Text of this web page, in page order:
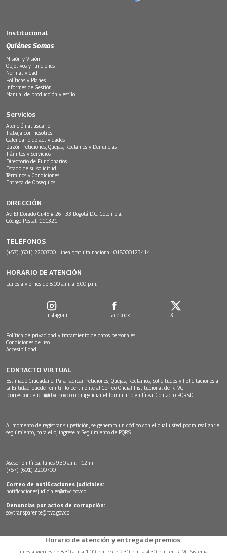
Institucional
Quiénes Somos
Misión y Visión
Objetivos y funciones
Normatividad
Políticas y Planes
Informes de Gestión
Manual de producción y estilo
Servicios
Atención al usuario
Trabaja con nosotros
Calendario de actividades
Buzón Peticiones, Quejas, Reclamos y Denuncias
Trámites y Servicios
Directorio de Funcionarios
Estado de su solicitud
Términos y Condiciones
Entrega de Obsequios
DIRECCIÓN
Av. El Dorado Cr.45 # 26 - 33 Bogotá D.C. Colombia.
Código Postal: 111321
TELÉFONOS
(+57) (601) 2200700. Línea gratuita nacional: 018000123414
HORARIO DE ATENCIÓN
Lunes a viernes de 8:00 a.m. a 5:00 p.m.
Instagram Facebook X
Política de privacidad y tratamiento de datos personales
Condiciones de uso
Accesibilidad
CONTACTO VIRTUAL
Estimado Ciudadano: Para radicar Peticiones, Quejas, Reclamos, Solicitudes y Felicitaciones a
la Entidad puede remitir lo pertinente al Correo Oficial Institucional de RTVC
correspondencia@rtvc.gov.co o diligenciar el formulario en línea: Contacto PQRSD.
Al momento de registrar su petición, se generará un código con el cual usted podrá realizar el
seguimiento, para ello, ingrese a: Seguimiento de PQRS
Asesor en línea: lunes 9:30 a.m. - 12 m
(+57) (601) 2200700
Correo de notificaciones judiciales:
notificacionesjudiciales@rtvc.gov.co
Denuncias por actos de corrupción:
soytransparente@rtvc.gov.co
Horario de atención y entrega de premios: